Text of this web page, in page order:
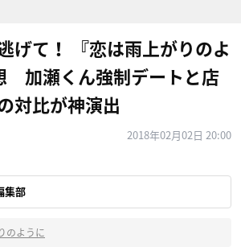
げて！ 『恋は雨上がりのよ
加瀬くん強制デートと店
対比が神演出
2018年02月02日 20:00
集部
のように